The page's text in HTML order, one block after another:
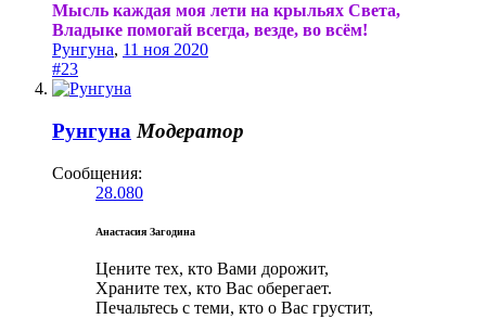
Мысль каждая моя лети на крыльях Света,
Владыке помогай всегда, везде, во всём!
Рунгуна, 11 ноя 2020
#23
Рунгуна Модератор
Сообщения:
28.080
Анастасия Загодина
Цените тех, кто Вами дорожит,
Храните тех, кто Вас оберегает.
Печальтесь с теми, кто о Вас грустит,